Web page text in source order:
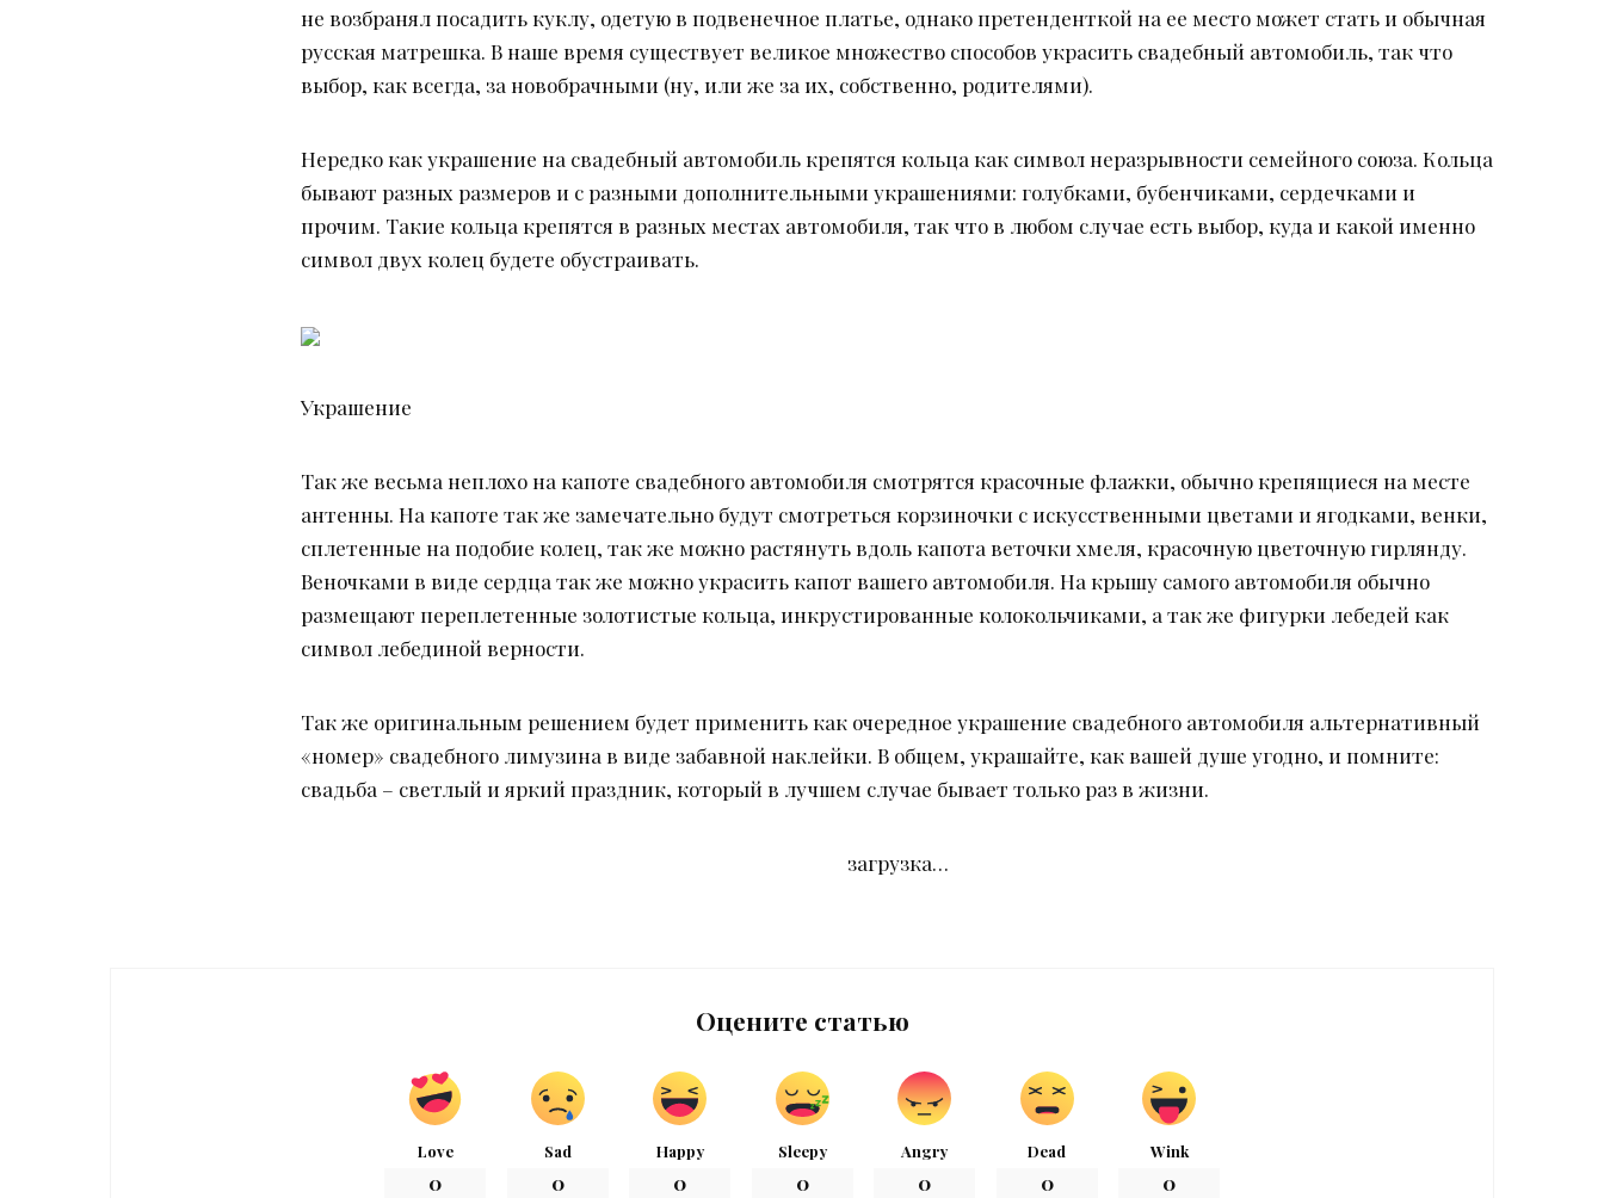
не возбранял посадить куклу, одетую в подвенечное платье, однако претенденткой на ее место может стать и обычная
русская матрешка. В наше время существует великое множество способов украсить свадебный автомобиль, так что
выбор, как всегда, за новобрачными (ну, или же за их, собственно, родителями).
Нередко как украшение на свадебный автомобиль крепятся кольца как символ неразрывности семейного союза. Кольца
бывают разных размеров и с разными дополнительными украшениями: голубками, бубенчиками, сердечками и
прочим. Такие кольца крепятся в разных местах автомобиля, так что в любом случае есть выбор, куда и какой именно
символ двух колец будете обустраивать.
Украшение
Так же весьма неплохо на капоте свадебного автомобиля смотрятся красочные флажки, обычно крепящиеся на месте
антенны. На капоте так же замечательно будут смотреться корзиночки с искусственными цветами и ягодками, венки,
сплетенные на подобие колец, так же можно растянуть вдоль капота веточки хмеля, красочную цветочную гирлянду.
Веночками в виде сердца так же можно украсить капот вашего автомобиля. На крышу самого автомобиля обычно
размещают переплетенные золотистые кольца, инкрустированные колокольчиками, а так же фигурки лебедей как
символ лебединой верности.
Так же оригинальным решением будет применить как очередное украшение свадебного автомобиля альтернативный
«номер» свадебного лимузина в виде забавной наклейки. В общем, украшайте, как вашей душе угодно, и помните:
свадьба – светлый и яркий праздник, который в лучшем случае бывает только раз в жизни.
загрузка…
Оцените статью
Love
0
Sad
0
Happy
0
Sleepy
0
Angry
0
Dead
0
Wink
0